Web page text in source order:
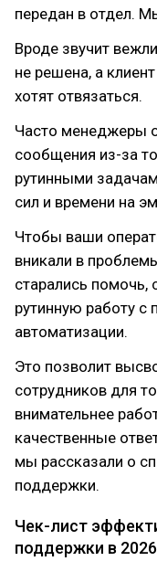
передан в отдел.
Вроде звучит
не решена, а
хотят отвязаться.
Часто менеджеры
сообщения из-за
рутинными
сил и времени на
Чтобы ваши
вникали в
старались помочь,
рутинную работу
автоматизации.
Это позволит
сотрудников для
внимательнее
качественные
мы рассказали о
поддержки.
Чек-лист
поддержки в